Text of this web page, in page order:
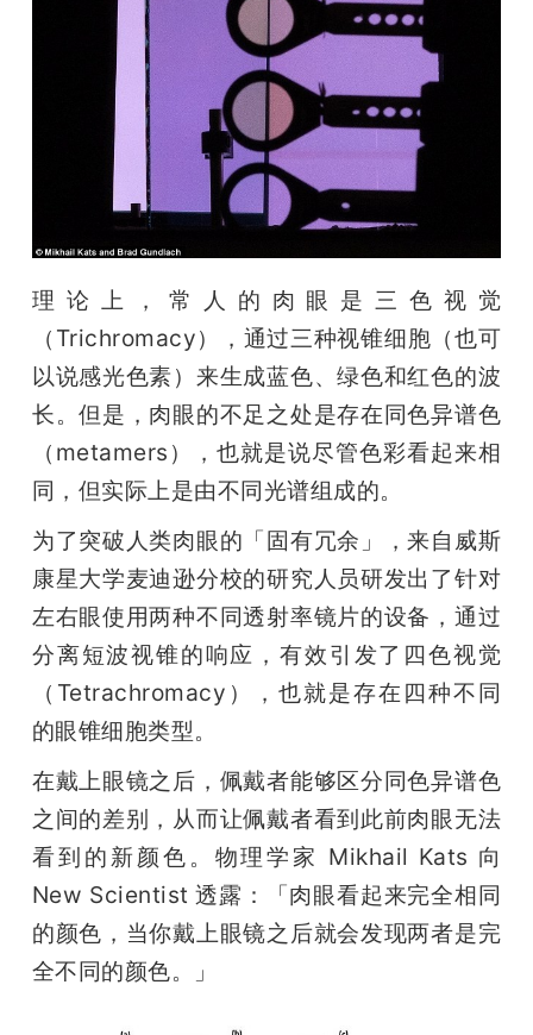
GAIR
专
题
爱
机
理论上，常人的肉眼是三色视觉
（Trichromacy），通过三种视锥细胞（也可
以说感光色素）来生成蓝色、绿色和红色的波
长。但是，肉眼的不足之处是存在同色异谱色
（metamers），也就是说尽管色彩看起来相
同，但实际上是由不同光谱组成的。
为了突破人类肉眼的「固有冗余」，来自威斯
康星大学麦迪逊分校的研究人员研发出了针对
左右眼使用两种不同透射率镜片的设备，通过
分离短波视锥的响应，有效引发了四色视觉
（Tetrachromacy），也就是存在四种不同
的眼锥细胞类型。
在戴上眼镜之后，佩戴者能够区分同色异谱色
之间的差别，从而让佩戴者看到此前肉眼无法
看到的新颜色。物理学家 Mikhail Kats 向
New Scientist 透露：「肉眼看起来完全相同
的颜色，当你戴上眼镜之后就会发现两者是完
全不同的颜色。」